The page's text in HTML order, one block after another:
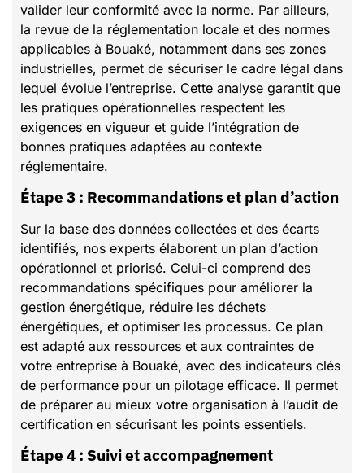
valider leur conformité avec la norme. Par ailleurs,
la revue de la réglementation locale et des normes
applicables à Bouaké, notamment dans ses zones
industrielles, permet de sécuriser le cadre légal dans
lequel évolue l’entreprise. Cette analyse garantit que
les pratiques opérationnelles respectent les
exigences en vigueur et guide l’intégration de
bonnes pratiques adaptées au contexte
réglementaire.
Étape 3 : Recommandations et plan d’action
Sur la base des données collectées et des écarts
identifiés, nos experts élaborent un plan d’action
opérationnel et priorisé. Celui-ci comprend des
recommandations spécifiques pour améliorer la
gestion énergétique, réduire les déchets
énergétiques, et optimiser les processus. Ce plan
est adapté aux ressources et aux contraintes de
votre entreprise à Bouaké, avec des indicateurs clés
de performance pour un pilotage efficace. Il permet
de préparer au mieux votre organisation à l’audit de
certification en sécurisant les points essentiels.
Étape 4 : Suivi et accompagnement